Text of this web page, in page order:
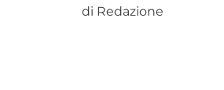
di Redazione